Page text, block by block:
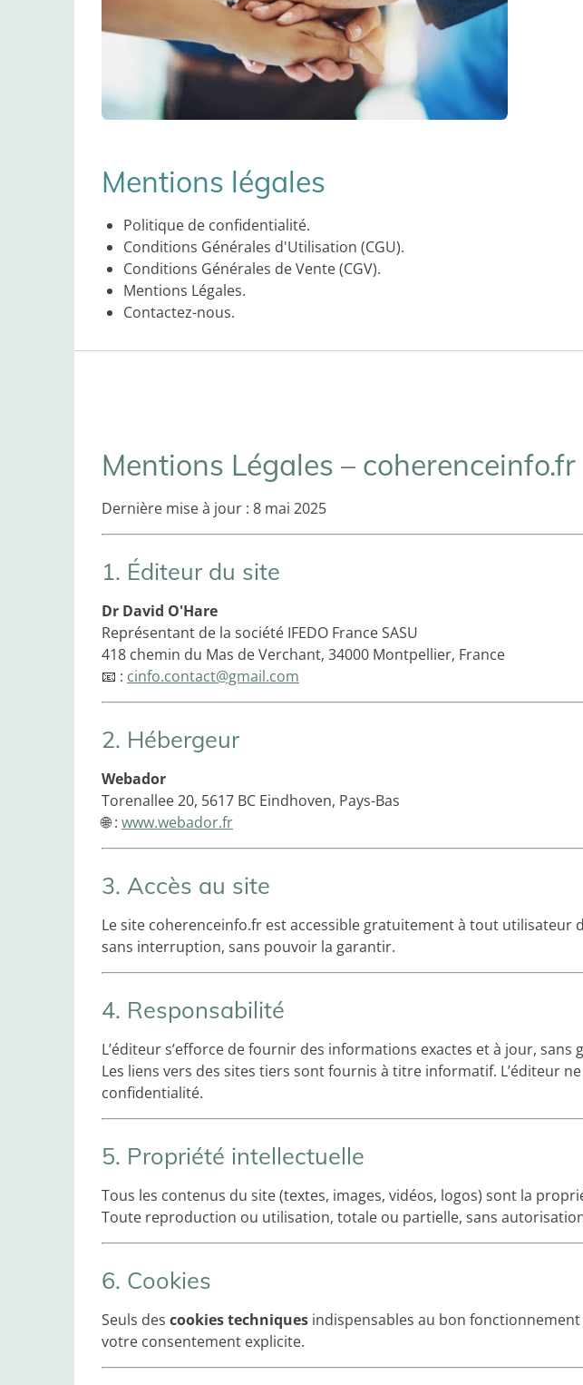
Mentions légales
Politique de confidentialité.
Conditions Générales d'Utilisation (CGU).
Conditions Générales de Vente (CGV).
Mentions Légales.
Contactez-nous.
Mentions Légales – coherenceinfo.fr
Dernière mise à jour : 8 mai 2025
1. Éditeur du site
Dr David O'Hare
Représentant de la société IFEDO France SASU
418 chemin du Mas de Verchant, 34000 Montpellier, France
📧 : cinfo.contact@gmail.com
2. Hébergeur
Webador
Torenallee 20, 5617 BC Eindhoven, Pays-Bas
🌐 : www.webador.fr
3. Accès au site
Le site coherenceinfo.fr est accessible gratuitement à tout utilisateur
sans interruption, sans pouvoir la garantir.
4. Responsabilité
L’éditeur s’efforce de fournir des informations exactes et à jour, sans
Les liens vers des sites tiers sont fournis à titre informatif. L’éditeur
confidentialité.
5. Propriété intellectuelle
Tous les contenus du site (textes, images, vidéos, logos) sont la
Toute reproduction ou utilisation, totale ou partielle, sans
6. Cookies
Seuls des cookies techniques indispensables au bon
votre consentement explicite.